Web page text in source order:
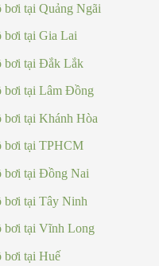
bơi tại Quảng Ngãi
bơi tại Gia Lai
bơi tại Đắk Lắk
bơi tại Lâm Đồng
bơi tại Khánh Hòa
bơi tại TPHCM
bơi tại Đồng Nai
bơi tại Tây Ninh
bơi tại Vĩnh Long
bơi tại Huế